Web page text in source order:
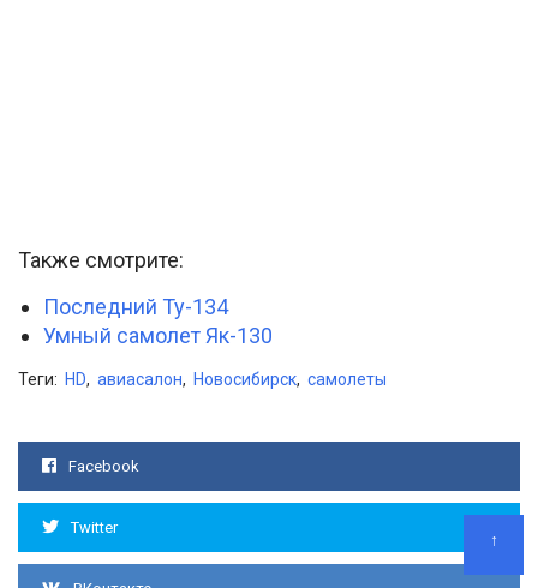
Также смотрите:
Последний Ту-134
Умный самолет Як-130
Теги: HD, авиасалон, Новосибирск, самолеты
Facebook
Twitter
↑